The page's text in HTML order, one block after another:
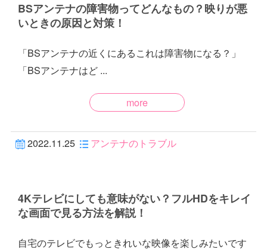
BSアンテナの障害物ってどんなもの？映りが悪
いときの原因と対策！
「BSアンテナの近くにあるこれは障害物になる？」
「BSアンテナはど ...
more
2022.11.25 アンテナのトラブル
4Kテレビにしても意味がない？フルHDをキレイ
な画面で見る方法を解説！
自宅のテレビでもっときれいな映像を楽しみたいです